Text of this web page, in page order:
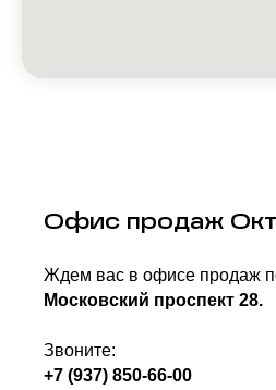
Офис продаж
Ждем вас в офисе продаж
Московский проспект 28.
Звоните:
+7 (937) 850-66-00